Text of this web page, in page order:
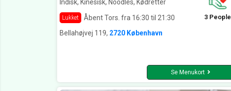
Indisk, Kinesisk, Noodles, Kødretter
Lukket Åbent Tors. fra 16:30 til 21:30 3 People
Bellahøjvej 119, 2720 København
Se Menukort